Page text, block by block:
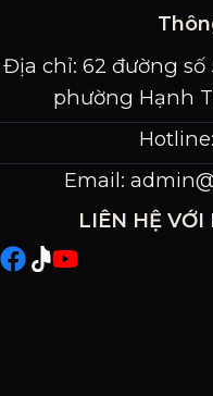
Địa chỉ: 62 đường số
phường Hạnh
Email:
LIÊN HỆ